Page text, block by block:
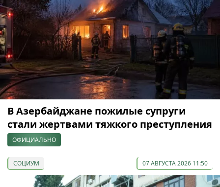
В Азербайджане пожилые супруги
стали жертвами тяжкого преступления
ОФИЦИАЛЬНО
СОЦИУМ 07 АВГУСТА 2026 11:50